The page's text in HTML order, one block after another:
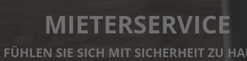
MIE­TER­SER­VICE
FÜH­LEN SIE SICH MIT SICHER­HEIT ZU